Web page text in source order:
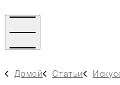
Домой Статьи